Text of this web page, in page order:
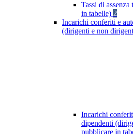
Tassi di
in tabelle) 2
Incarichi conferiti e
(dirigenti e non
Incarichi
dipendenti
pubblicare in